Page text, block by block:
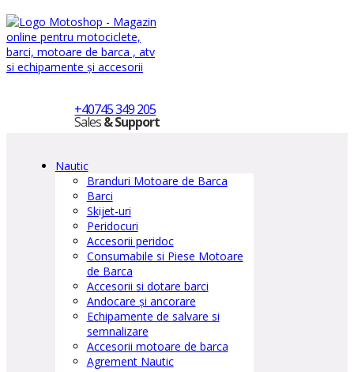
+40745 349 205
Sales& Support
Nautic
Branduri Motoare de Barca
Barci
Skijet-uri
Peridocuri
Accesorii peridoc
Consumabile si Piese Motoare
de Barca
Accesorii si dotare barci
Andocare și ancorare
Echipamente de salvare si
semnalizare
Accesorii motoare de barca
Agrement Nautic